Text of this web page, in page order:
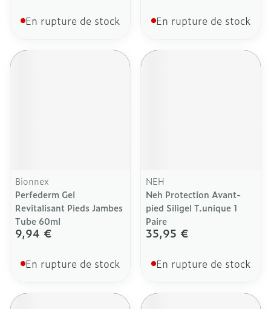
En rupture de stock En rupture de stock
Bionnex
Perfederm Gel
Revitalisant Pieds Jambes
Tube 60ml
9,94 €
En rupture de stock
NEH
Neh Protection Avant-
pied Siligel T.unique 1
Paire
35,95 €
En rupture de stock